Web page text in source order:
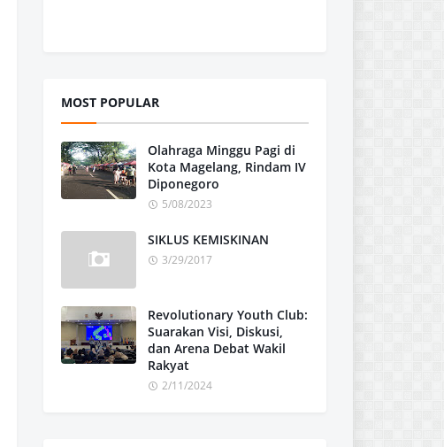
MOST POPULAR
Olahraga Minggu Pagi di
Kota Magelang, Rindam IV
Diponegoro
5/08/2023
SIKLUS KEMISKINAN
3/29/2017
Revolutionary Youth Club:
Suarakan Visi, Diskusi,
dan Arena Debat Wakil
Rakyat
2/11/2024